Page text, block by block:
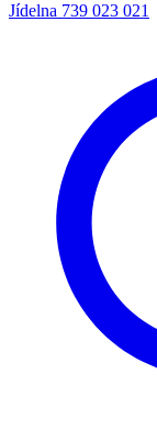
Jídelna 739 023 021